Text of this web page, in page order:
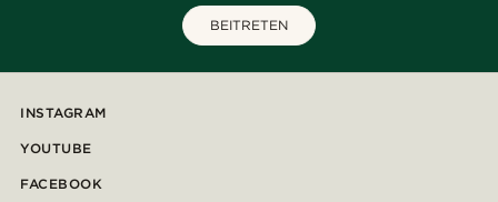
BEITRETEN
INSTAGRAM
YOUTUBE
FACEBOOK